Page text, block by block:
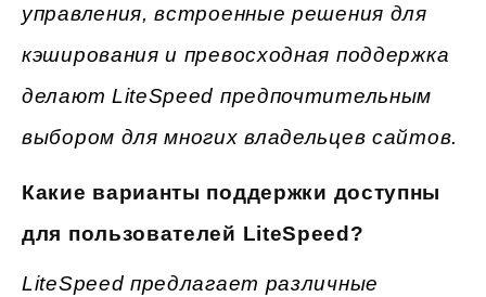
управления, встроенные решения для
кэширования и превосходная поддержка
делают LiteSpeed предпочтительным
выбором для многих владельцев сайтов.
Какие варианты поддержки доступны
для пользователей LiteSpeed?
LiteSpeed предлагает различные